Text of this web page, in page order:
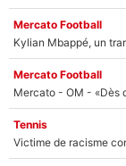
Mercato Football
Kylian Mbappé, un
Mercato Football
Tennis